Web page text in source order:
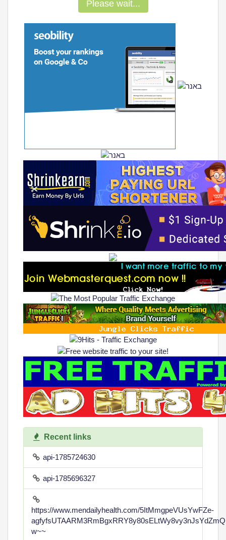
Please wait...
Recent links
api-1785724630
api-1785696327
https://www.mendailyhealth.com/5ItMmgpeVUsYwFZe-
w~~